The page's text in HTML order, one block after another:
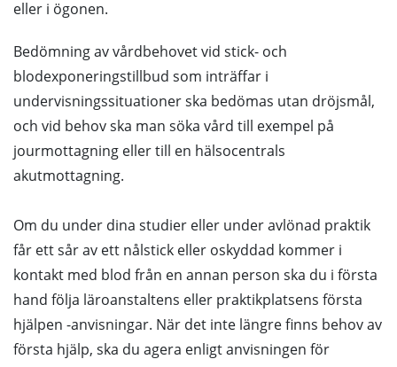
eller i ögonen.
Bedömning av vårdbehovet vid stick- och
blodexponeringstillbud som inträffar i
undervisningssituationer ska bedömas utan dröjsmål,
och vid behov ska man söka vård till exempel på
jourmottagning eller till en hälsocentrals
akutmottagning.
Om du under dina studier eller under avlönad praktik
får ett sår av ett nålstick eller oskyddad kommer i
kontakt med blod från en annan person ska du i första
hand följa läroanstaltens eller praktikplatsens första
hjälpen -anvisningar. När det inte längre finns behov av
första hjälp, ska du agera enligt anvisningen för